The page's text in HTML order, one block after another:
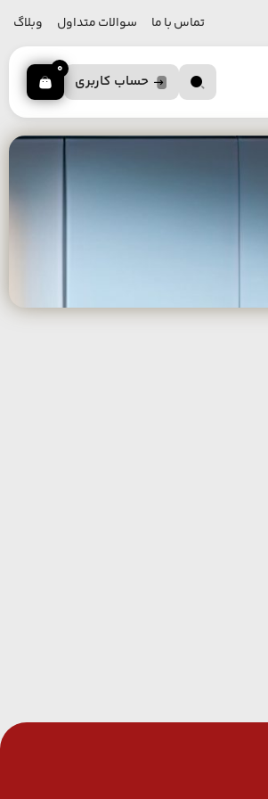
تماس با ما سوالات متداول وبلاگ
حساب کاربری
0